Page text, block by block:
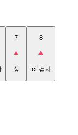
7
성
8
tci 검사